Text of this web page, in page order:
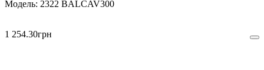
2322 BALCAV300
1 254.30грн